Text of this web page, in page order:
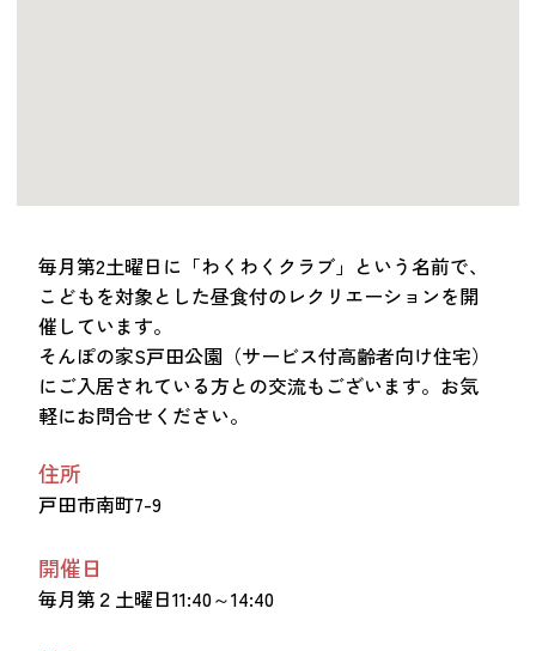
新着情報
会員登録
毎月第2土曜日に「わくわくクラブ」という名前で、
こどもを対象とした昼食付のレクリエーションを開
催しています。
そんぽの家S戸田公園（サービス付高齢者向け住宅）
にご入居されている方との交流もございます。お気
軽にお問合せください。
住所
戸田市南町7-9
開催日
毎月第２土曜日11:40～14:40